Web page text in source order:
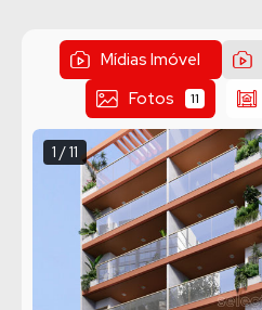
Mídias Imóvel
Fotos
11
1 / 11